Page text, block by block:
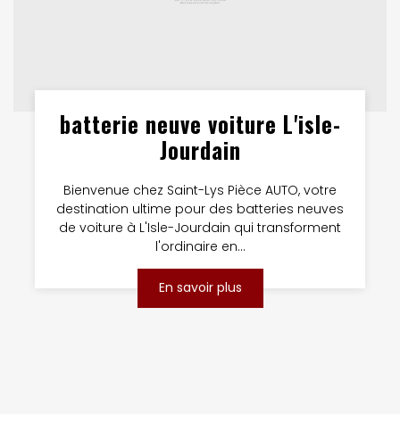
batterie neuve voiture L'isle-
Jourdain
Bienvenue chez Saint-Lys Pièce AUTO, votre
destination ultime pour des batteries neuves
de voiture à L'Isle-Jourdain qui transforment
l'ordinaire en...
En savoir plus